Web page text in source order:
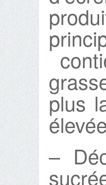
plus
–